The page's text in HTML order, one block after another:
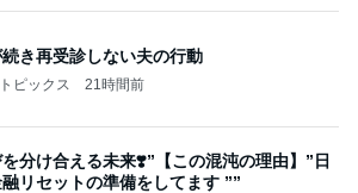
き再受診しない夫の行動
ピックス 21時間前
分け合える未来❣️”【この混沌の理由】”⽇
リセットの準備をしてます ””